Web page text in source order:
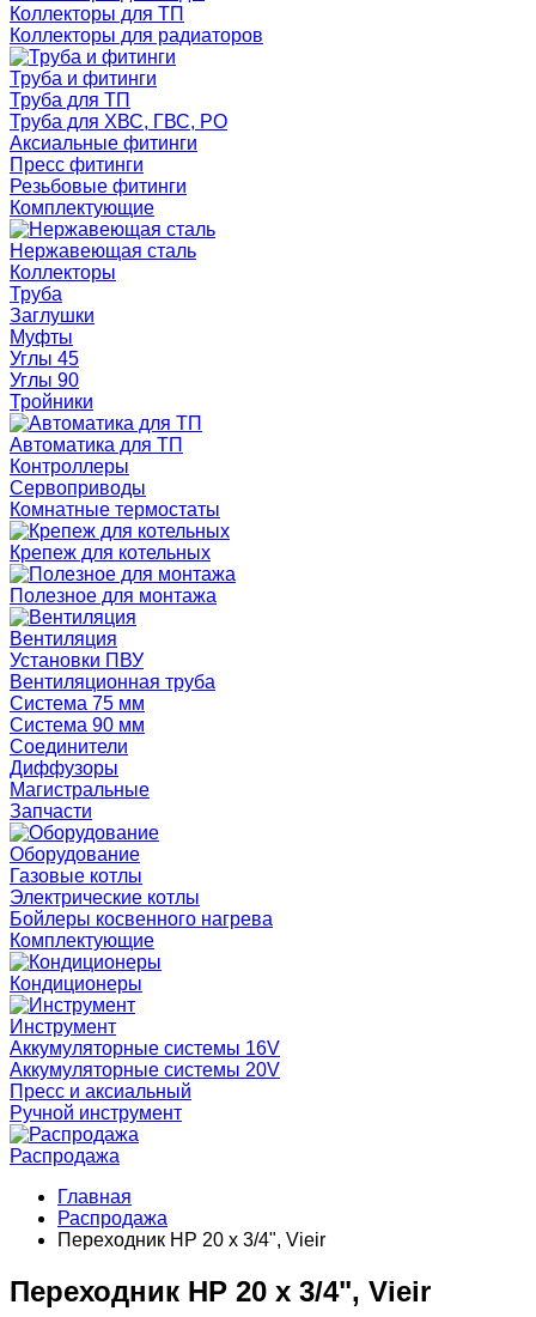
Коллекторы для ТП
Коллекторы для радиаторов
Труба и фитинги
Труба для ТП
Труба для ХВС, ГВС, РО
Аксиальные фитинги
Пресс фитинги
Резьбовые фитинги
Комплектующие
Нержавеющая сталь
Коллекторы
Труба
Заглушки
Муфты
Углы 45
Углы 90
Тройники
Автоматика для ТП
Контроллеры
Сервоприводы
Комнатные термостаты
Крепеж для котельных
Полезное для монтажа
Вентиляция
Установки ПВУ
Вентиляционная труба
Система 75 мм
Система 90 мм
Соединители
Диффузоры
Магистральные
Запчасти
Оборудование
Газовые котлы
Электрические котлы
Бойлеры косвенного нагрева
Комплектующие
Кондиционеры
Инструмент
Аккумуляторные системы 16V
Аккумуляторные системы 20V
Пресс и аксиальный
Ручной инструмент
Распродажа
Главная
Распродажа
Переходник НР 20 х 3/4", Vieir
Переходник НР 20 х 3/4", Vieir